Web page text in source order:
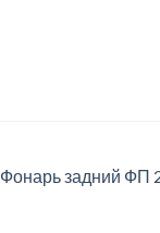
Фонарь задний ФП